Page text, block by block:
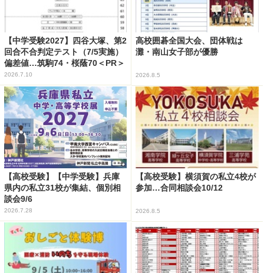
【中学受験2027】四谷大塚、第2
回合不合判定テスト（7/5実施）
偏差値…筑駒74・桜蔭70＜PR＞
2026.7.10
高校囲碁全国大会、団体戦は
灘・南山女子部が優勝
2026.8.5
【高校受験】【中学受験】兵庫
県内の私立31校が集結、個別相
談会9/6
2026.7.28
【高校受験】横須賀の私立4校が
参加…合同相談会10/12
2026.8.5